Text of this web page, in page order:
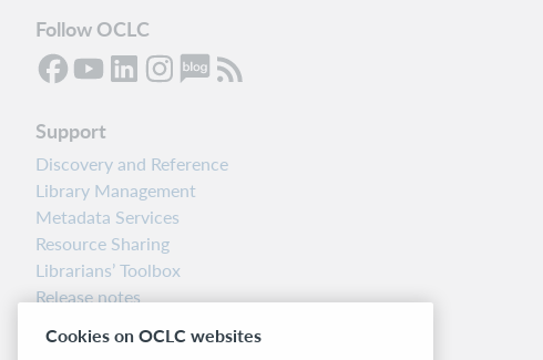
Follow OCLC
Support
Discovery and Reference
Library Management
Metadata Services
Resource Sharing
Librarians’ Toolbox
Release notes
Cookies on OCLC websites